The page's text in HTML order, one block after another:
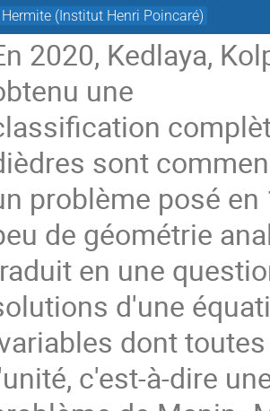
(Institut Henri Poincaré)
2020, Kedlaya,
une
sont
problème posé
de géométrie
en une
d'une
dont
c'est-à-dire